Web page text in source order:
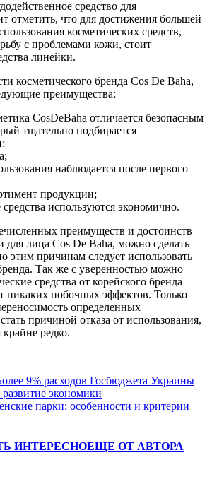
средство для
отметить, что для достижения большей
косметических средств,
с проблемами кожи, стоит
линейки.
косметического бренда Cos De Baha,
преимущества:
CosDeBaha отличается безопасным
тщательно подбирается
наблюдается после первого
продукции;
средства используются экономично.
преимуществ и достоинств
для лица Cos De Baha, можно сделать
этим причинам следует использовать
Так же с уверенностью можно
средства от корейского бренда
никаких побочных эффектов. Только
определенных
причиной отказа от использования,
крайне редко.
9% расходов Госбюджета Украины
экономики
парки: особенности и критерии
ИНТЕРЕСНОЕЩЕ ОТ АВТОРА